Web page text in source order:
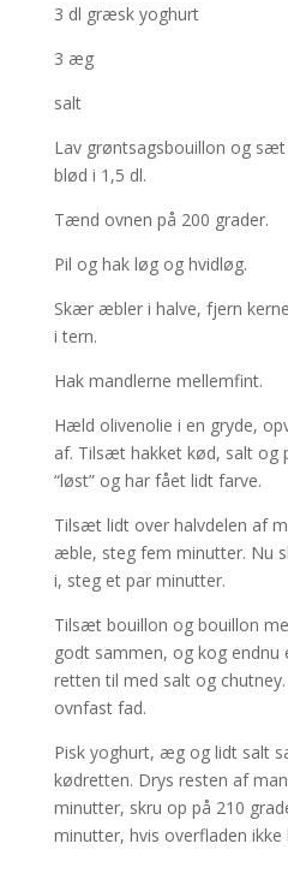
3 dl græsk yoghurt
3 æg
salt
Lav grøntsagsbouillon og
blød i 1,5 dl.
Tænd ovnen på 200 grader.
Pil og hak løg og hvidløg.
Skær æbler i halve, fjern
i tern.
Hak mandlerne mellemfint.
Hæld olivenolie i en gryde,
af. Tilsæt hakket kød, salt og
“løst” og har fået lidt farve.
Tilsæt lidt over halvdelen af
æble, steg fem minutter. Nu
i, steg et par minutter.
Tilsæt bouillon og bouillon
godt sammen, og kog endnu
retten til med salt og
ovnfast fad.
Pisk yoghurt, æg og lidt salt
kødretten. Drys resten af
minutter, skru op på 210
minutter, hvis overfladen ikke